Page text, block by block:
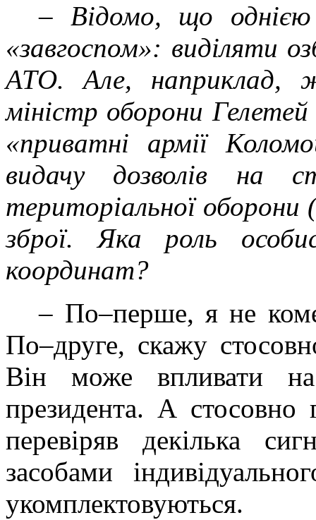
– Відомо, що
«завгоспом»: виділяти
АТО. Але, наприклад,
міністр оборони
«приватні армії
видачу дозволів на
територіальної оборони
зброї. Яка роль
координат?
– По–перше, я не
По–друге, скажу
Він може впливати
президента. А стосовно
перевіряв декілька
засобами
укомплектовуються.